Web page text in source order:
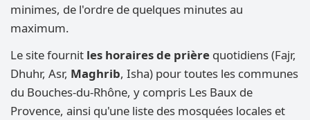
minimes, de l'ordre de quelques minutes au
maximum.
Le site fournit les horaires de prière quotidiens (Fajr,
Dhuhr, Asr, Maghrib, Isha) pour toutes les communes
du Bouches-du-Rhône, y compris Les Baux de
Provence, ainsi qu'une liste des mosquées locales et